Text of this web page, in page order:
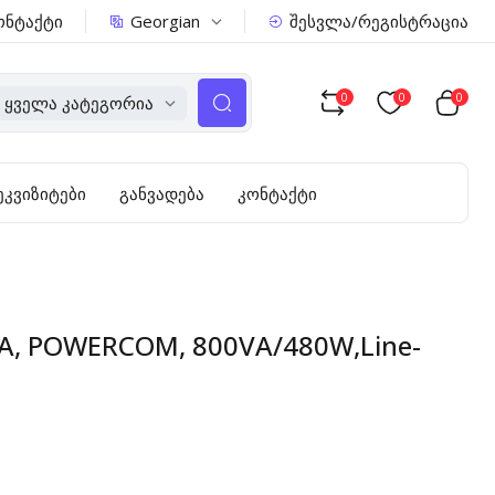
Georgian შესვლა/რეგისტრაცია
Ყველა Კატეგორია 0 0 0
განვადება კონტაქტი
POWERCOM, 800VA/480W,Line-